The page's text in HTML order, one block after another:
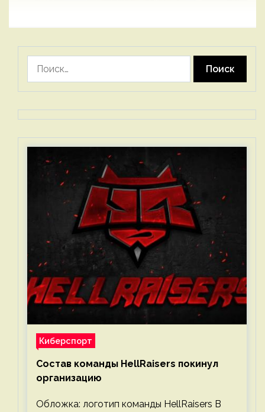
Киберспорт
Состав команды HellRaisers покинул
организацию
Обложка: логотип команды HellRaisers В